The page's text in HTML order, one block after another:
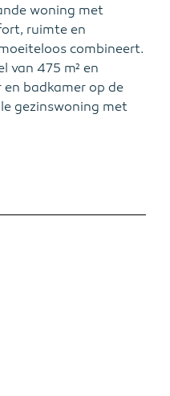
woning met
ruimte en
combineert.
van 475 m² en
en badkamer op de
gezinswoning met